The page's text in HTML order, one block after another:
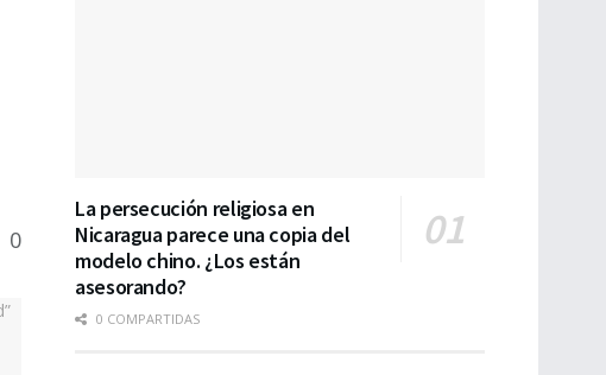
0
La persecución religiosa en
Nicaragua parece una copia del
modelo chino. ¿Los están
asesorando?
0 COMPARTIDAS